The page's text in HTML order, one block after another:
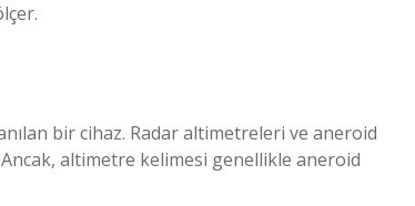
bir cihaz. Radar altimetreleri ve aneroid
altimetre kelimesi genellikle aneroid